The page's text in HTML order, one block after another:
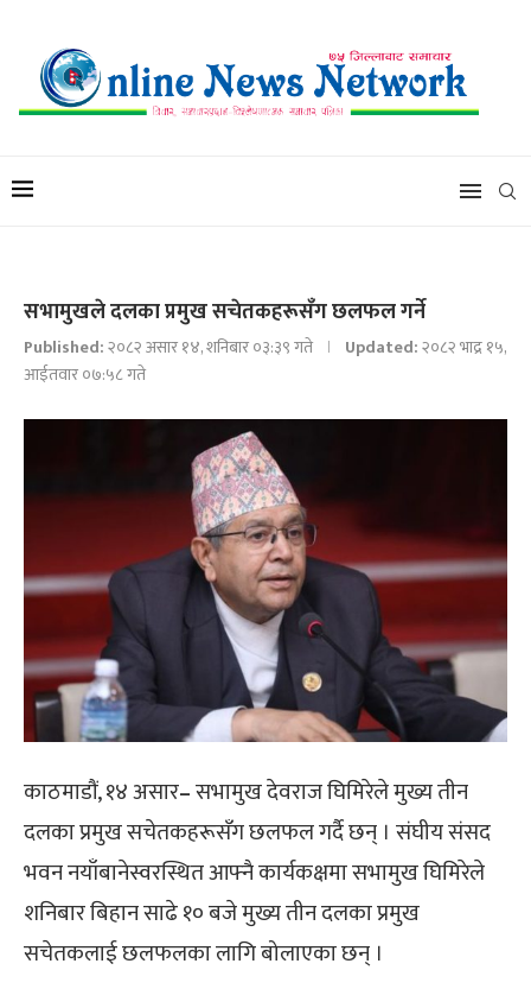
सभामुखले दलका प्रमुख सचेतकहरूसँग छलफल गर्ने
Published:२०८२ असार १४, शनिबार ०३:३९ गते Updated:२०८२ भाद्र १५,
आईतवार ०७:५८ गते
काठमाडौं, १४ असार–सभामुख देवराज घिमिरेले मुख्य तीन
दलका प्रमुख सचेतकहरूसँग छलफल गर्दै छन् । संघीय संसद
भवन नयाँबानेस्वरस्थित आफ्नै कार्यकक्षमा सभामुख घिमिरेले
शनिबार बिहान साढे १० बजे मुख्य तीन दलका प्रमुख
सचेतकलाई छलफलका लागि बोलाएका छन् ।